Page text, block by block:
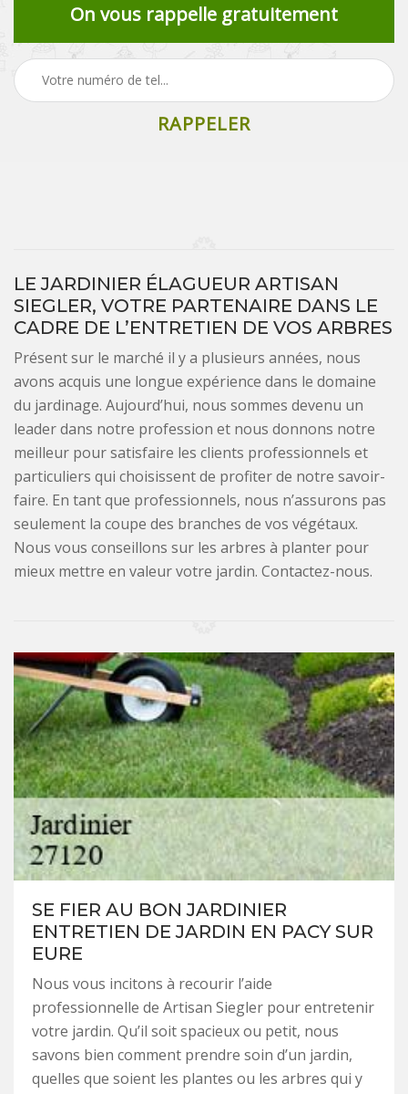
On vous rappelle gratuitement
LE JARDINIER ÉLAGUEUR ARTISAN
SIEGLER, VOTRE PARTENAIRE DANS LE
CADRE DE L’ENTRETIEN DE VOS ARBRES
Présent sur le marché il y a plusieurs années, nous
avons acquis une longue expérience dans le domaine
du jardinage. Aujourd’hui, nous sommes devenu un
leader dans notre profession et nous donnons notre
meilleur pour satisfaire les clients professionnels et
particuliers qui choisissent de profiter de notre savoir-
faire. En tant que professionnels, nous n’assurons pas
seulement la coupe des branches de vos végétaux.
Nous vous conseillons sur les arbres à planter pour
mieux mettre en valeur votre jardin. Contactez-nous.
SE FIER AU BON JARDINIER
ENTRETIEN DE JARDIN EN PACY SUR
EURE
Nous vous incitons à recourir l’aide
professionnelle de Artisan Siegler pour entretenir
votre jardin. Qu’il soit spacieux ou petit, nous
savons bien comment prendre soin d’un jardin,
quelles que soient les plantes ou les arbres qui y